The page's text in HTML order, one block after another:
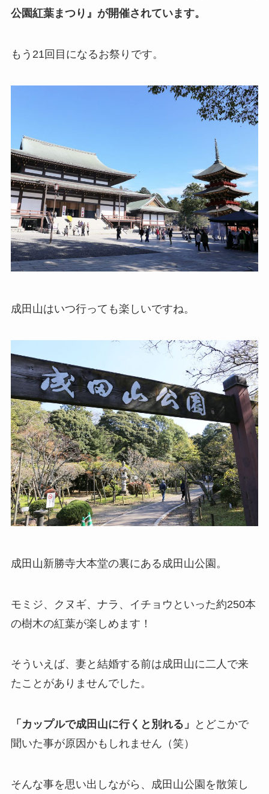
公園紅葉まつり』が開催されています。
もう21回目になるお祭りです。
成田山はいつ行っても楽しいですね。
成田山新勝寺大本堂の裏にある成田山公園。
モミジ、クヌギ、ナラ、イチョウといった約250本
の樹木の紅葉が楽しめます！
そういえば、妻と結婚する前は成田山に二人で来
たことがありませんでした。
「カップルで成田山に行くと別れる」
とどこかで
聞いた事が原因かもしれません（笑）
そんな事を思い出しながら、成田山公園を散策し